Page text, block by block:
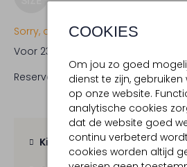
COOKIES
Om jou zo goed
dienst te zijn,
op onze website.
analytische cookies
dat de website goed
continu verbeterd
cookies worden altijd
Sorry, dit item is momenteel (nog)
Voor 23:59 uur besteld,
Reserveer direct in een van onze
Kies zelf je bezorgmoment